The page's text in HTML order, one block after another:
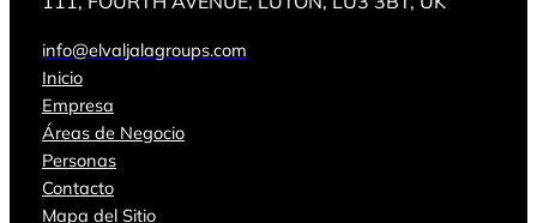
info@elvaljalagroups.com
Inicio
Empresa
Áreas de Negocio
Personas
Contacto
Mapa del Sitio